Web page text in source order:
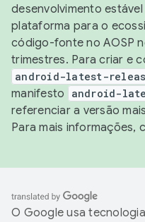
desenvolvimento
plataforma para o
código-fonte no AOSP
trimestres. Para criar e
android-latest-
manifesto
android-
referenciar a versão
Para mais informações,
O Google usa